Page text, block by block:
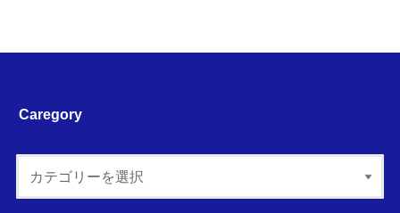
Caregory